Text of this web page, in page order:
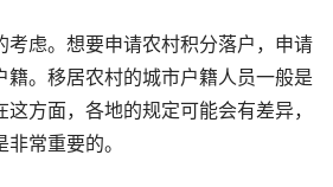
考虑。想要申请农村积分落户，申请
籍。移居农村的城市户籍人员一般是
方面，各地的规定可能会有差异，
常重要的。